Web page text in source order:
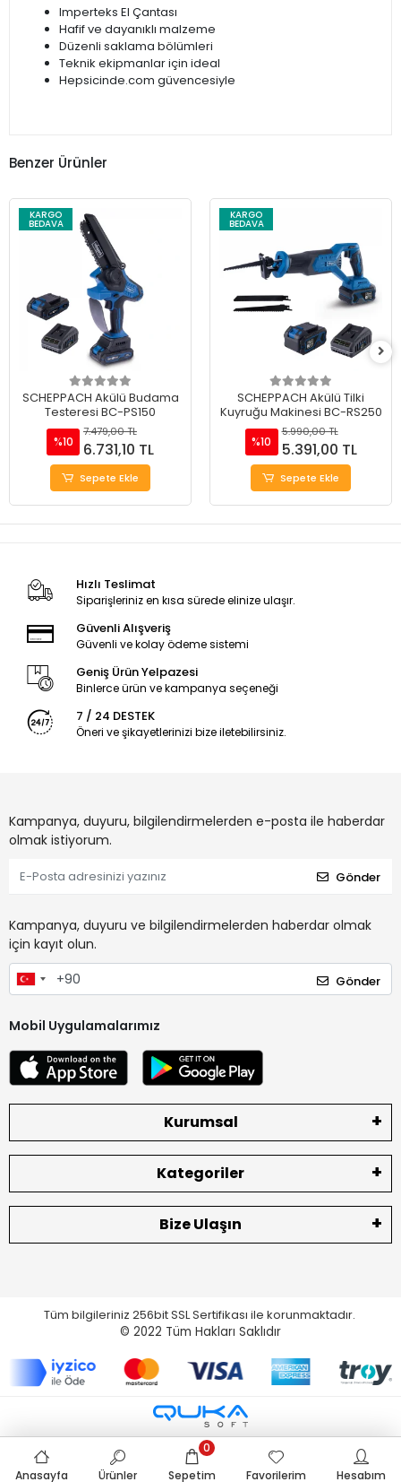
Imperteks El Çantası
Hafif ve dayanıklı malzeme
Düzenli saklama bölümleri
Teknik ekipmanlar için ideal
Hepsicinde.com güvencesiyle
Benzer Ürünler
KARGO
BEDAVA
SCHEPPACH Akülü Budama
Testeresi BC-PS150
%10
7.479,00 TL
6.731,10 TL
Sepete Ekle
KARGO
BEDAVA
SCHEPPACH Akülü Tilki
Kuyruğu Makinesi BC-RS250
%10
5.990,00 TL
5.391,00 TL
Sepete Ekle
Hızlı Teslimat
Siparişleriniz en kısa sürede elinize ulaşır.
Güvenli Alışveriş
Güvenli ve kolay ödeme sistemi
Geniş Ürün Yelpazesi
Binlerce ürün ve kampanya seçeneği
7 / 24 DESTEK
Öneri ve şikayetlerinizi bize iletebilirsiniz.
Kampanya, duyuru, bilgilendirmelerden e-posta ile haberdar
olmak istiyorum.
Gönder
Kampanya, duyuru ve bilgilendirmelerden haberdar olmak
için kayıt olun.
Gönder
Mobil Uygulamalarımız
Kurumsal
Kategoriler
Bize Ulaşın
Tüm bilgileriniz 256bit SSL Sertifikası ile korunmaktadır.
© 2022 Tüm Hakları Saklıdır
Anasayfa Ürünler Sepetim
0
Favorilerim
Hesabım